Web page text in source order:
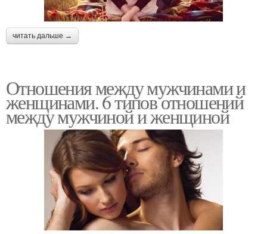
читать дальше →
Отношения между мужчинами и
женщинами. 6 типов отношений
между мужчиной и женщиной